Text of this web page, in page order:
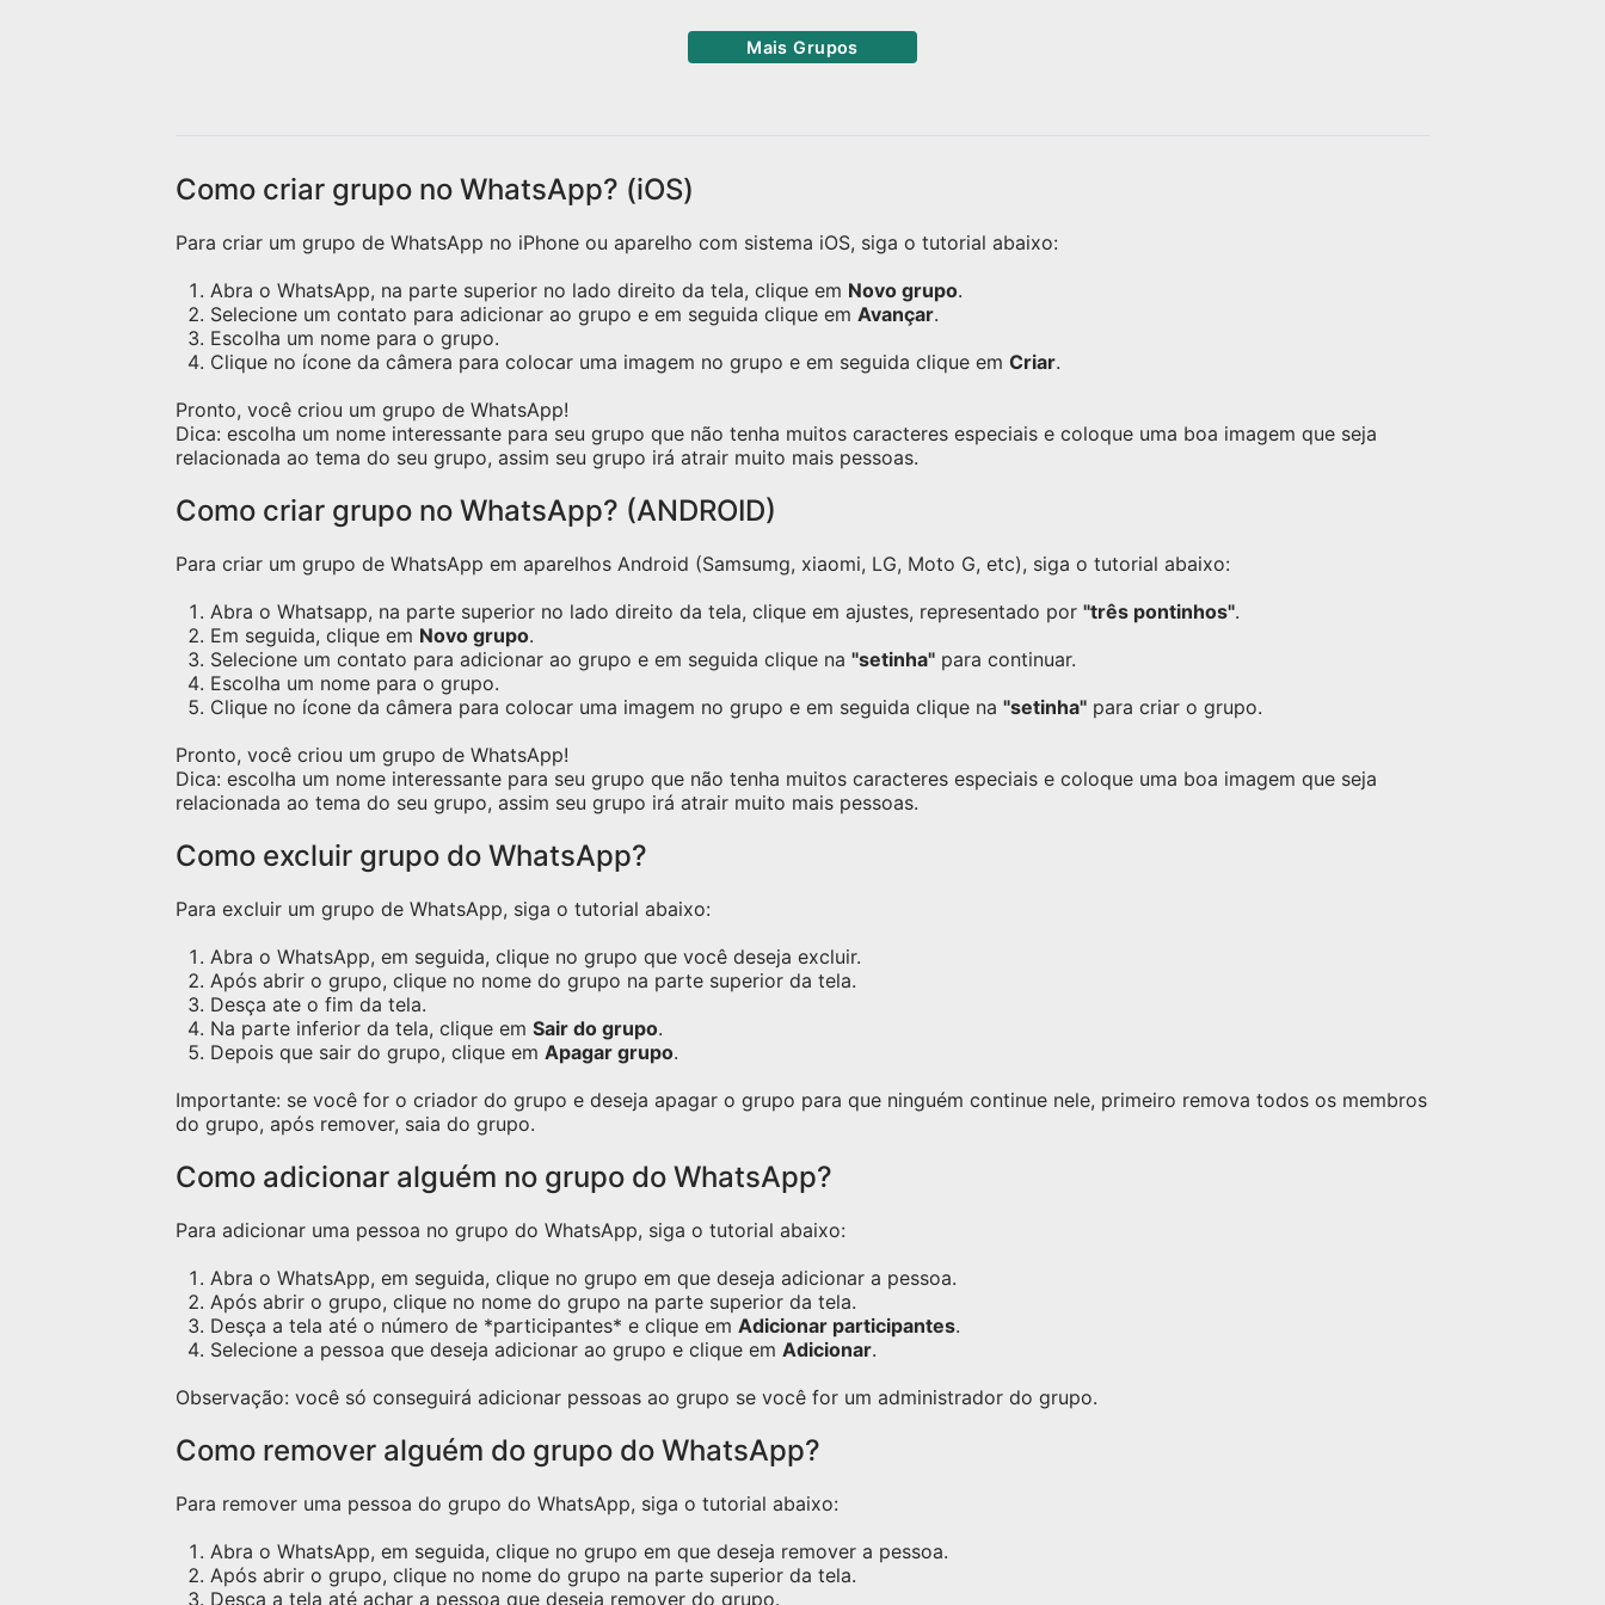
Mais Grupos
Como criar grupo no WhatsApp? (iOS)
Para criar um grupo de WhatsApp no iPhone ou aparelho com sistema iOS, siga o tutorial abaixo:
Abra o WhatsApp, na parte superior no lado direito da tela, clique em Novo grupo.
Selecione um contato para adicionar ao grupo e em seguida clique em Avançar.
Escolha um nome para o grupo.
Clique no ícone da câmera para colocar uma imagem no grupo e em seguida clique em Criar.
Pronto, você criou um grupo de WhatsApp!
Dica: escolha um nome interessante para seu grupo que não tenha muitos caracteres especiais e coloque uma boa imagem que seja
relacionada ao tema do seu grupo, assim seu grupo irá atrair muito mais pessoas.
Como criar grupo no WhatsApp? (ANDROID)
Para criar um grupo de WhatsApp em aparelhos Android (Samsumg, xiaomi, LG, Moto G, etc), siga o tutorial abaixo:
Abra o Whatsapp, na parte superior no lado direito da tela, clique em ajustes, representado por "três pontinhos".
Em seguida, clique em Novo grupo.
Selecione um contato para adicionar ao grupo e em seguida clique na "setinha" para continuar.
Escolha um nome para o grupo.
Clique no ícone da câmera para colocar uma imagem no grupo e em seguida clique na "setinha" para criar o grupo.
Pronto, você criou um grupo de WhatsApp!
Dica: escolha um nome interessante para seu grupo que não tenha muitos caracteres especiais e coloque uma boa imagem que seja
relacionada ao tema do seu grupo, assim seu grupo irá atrair muito mais pessoas.
Como excluir grupo do WhatsApp?
Para excluir um grupo de WhatsApp, siga o tutorial abaixo:
Abra o WhatsApp, em seguida, clique no grupo que você deseja excluir.
Após abrir o grupo, clique no nome do grupo na parte superior da tela.
Desça ate o fim da tela.
Na parte inferior da tela, clique em Sair do grupo.
Depois que sair do grupo, clique em Apagar grupo.
Importante: se você for o criador do grupo e deseja apagar o grupo para que ninguém continue nele, primeiro remova todos os membros
do grupo, após remover, saia do grupo.
Como adicionar alguém no grupo do WhatsApp?
Para adicionar uma pessoa no grupo do WhatsApp, siga o tutorial abaixo:
Abra o WhatsApp, em seguida, clique no grupo em que deseja adicionar a pessoa.
Após abrir o grupo, clique no nome do grupo na parte superior da tela.
Desça a tela até o número de *participantes* e clique em Adicionar participantes.
Selecione a pessoa que deseja adicionar ao grupo e clique em Adicionar.
Observação: você só conseguirá adicionar pessoas ao grupo se você for um administrador do grupo.
Como remover alguém do grupo do WhatsApp?
Para remover uma pessoa do grupo do WhatsApp, siga o tutorial abaixo:
Abra o WhatsApp, em seguida, clique no grupo em que deseja remover a pessoa.
Após abrir o grupo, clique no nome do grupo na parte superior da tela.
Desça a tela até achar a pessoa que deseja remover do grupo.